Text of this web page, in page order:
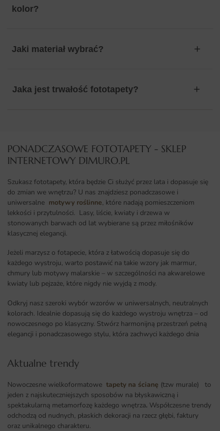
kolor?
Jaki materiał wybrać?
Jaka jest trwałość fototapety?
PONADCZASOWE FOTOTAPETY - SKLEP
INTERNETOWY DIMURO.PL​
Szukasz fototapety, która będzie Ci służyć przez lata i dopasuje się
do zmian we wnętrzu? U nas znajdziesz ponadczasowe i
uniwersalne motywy roślinne, które nadają pomieszczeniom
lekkości i przytulności. Lasy, liście, kwiaty i drzewa w
stonowanych barwach od lat wybierane są przez miłośników
klasycznej elegancji.
Jeżeli marzysz o fotapecie, która z łatwością dopasuje się do
każdego wystroju, warto postawić na takie wzory jak marmur,
chmury lub motywy malarskie – w szczególności na akwarelowe
kwiaty lub pejzaże, które nigdy nie wyjdą z mody.
Odkryj nasz szeroki wybór wzorów w uniwersalnych, neutralnych
kolorach. Idealnie dopasują się do każdego wystroju wnętrza – od
nowoczesnego po klasyczny. Stwórz harmonijną przestrzeń pełną
elegancji i ponadczasowego stylu, która zachwyci każdego dnia
Aktualne trendy​
Nowoczesne wielkoformatowe tapety na ścianę (tzw murale) to
jeden z najskuteczniejszych sposobów na błyskawiczną i
spektakularną metamorfozę każdego wnętrza. Współczesne trendy
odchodzą od nudnych, płaskich dekoracji na rzecz głębi, faktury
oraz unikalnego charakteru.